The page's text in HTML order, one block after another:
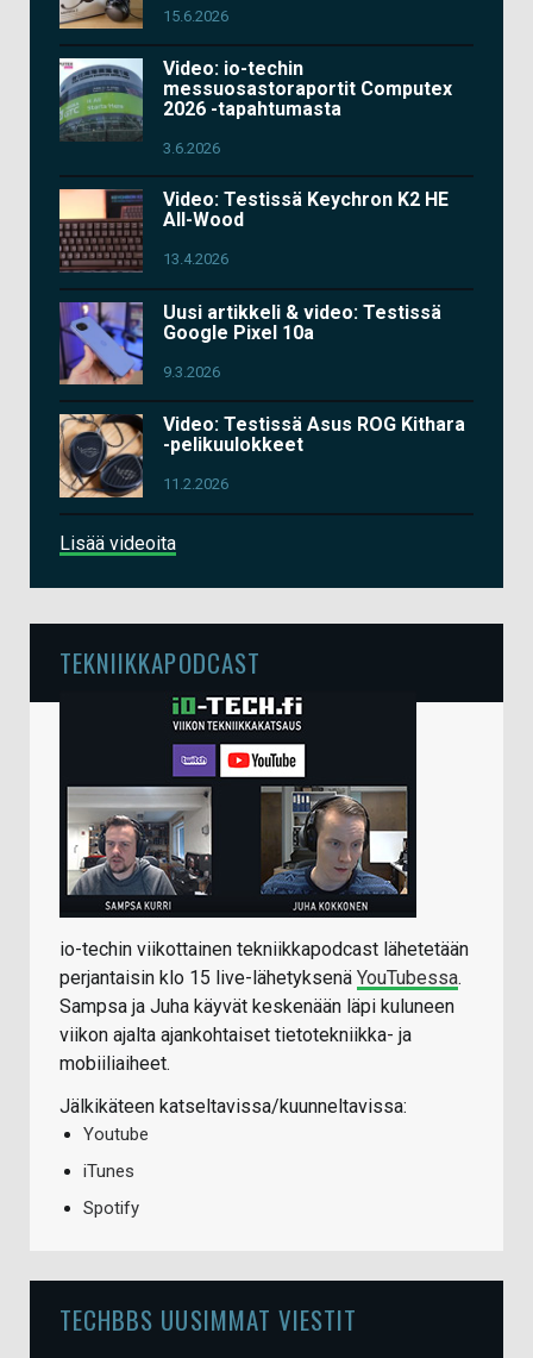
15.6.2026
Video: io-techin
messuosastoraportit Computex
2026 -tapahtumasta
3.6.2026
Video: Testissä Keychron K2 HE
All-Wood
13.4.2026
Uusi artikkeli & video: Testissä
Google Pixel 10a
9.3.2026
Video: Testissä Asus ROG Kithara
-pelikuulokkeet
11.2.2026
Lisää videoita
TEKNIIKKAPODCAST
io-techin viikottainen tekniikkapodcast lähetetään
perjantaisin klo 15 live-lähetyksenä YouTubessa.
Sampsa ja Juha käyvät keskenään läpi kuluneen
viikon ajalta ajankohtaiset tietotekniikka- ja
mobiiliaiheet.
Jälkikäteen katseltavissa/kuunneltavissa:
Youtube
iTunes
Spotify
TECHBBS UUSIMMAT VIESTIT